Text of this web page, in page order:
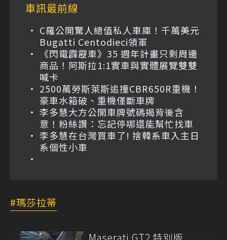
車訊最前線
C羅公開驚人總值私人車庫！千萬美元
Bugatti Centodieci領軍
《閃電霹靂車》35 週年計畫只剩周邊
商品！阿斯拉1:1實車與實體展覽雙雙
喊卡
2500萬勞斯萊斯追撞CBR650R重機！
豪車水箱破、重機僅斷車牌
李多慧大方公開車牌號碼揭背後含
意！粉絲讚：忘記停哪還能幫忙找車
李多慧在台灣買車了! 捨韓系車入主日
系個性小車
瑪莎拉蒂
Maserati GT2 特別版